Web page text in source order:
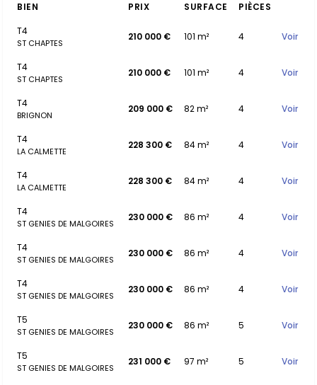
BIEN PRIX SURFACE
PIÈCES
T4
ST CHAPTES
210 000 € 101 m² 4 Voir
T4
ST CHAPTES
210 000 € 101 m² 4 Voir
T4
BRIGNON
209 000 € 82 m² 4 Voir
T4
LA CALMETTE
228 300 € 84 m² 4 Voir
T4
LA CALMETTE
228 300 € 84 m² 4 Voir
T4
ST GENIES DE MALGOIRES
230 000 € 86 m² 4 Voir
T4
ST GENIES DE MALGOIRES
230 000 € 86 m² 4 Voir
T4
ST GENIES DE MALGOIRES
230 000 € 86 m² 4 Voir
T5
ST GENIES DE MALGOIRES
230 000 € 86 m² 5 Voir
T5
ST GENIES DE MALGOIRES
231 000 € 97 m² 5 Voir